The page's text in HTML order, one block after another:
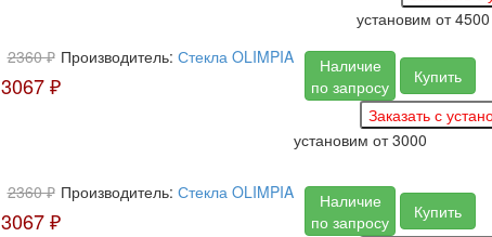
установим от 4500
2360 ₽
3067 ₽
Производитель: Стекла OLIMPIA
Наличие
по запросу
Купить
установим от 3000
2360 ₽
3067 ₽
Производитель: Стекла OLIMPIA
Наличие
по запросу
Купить